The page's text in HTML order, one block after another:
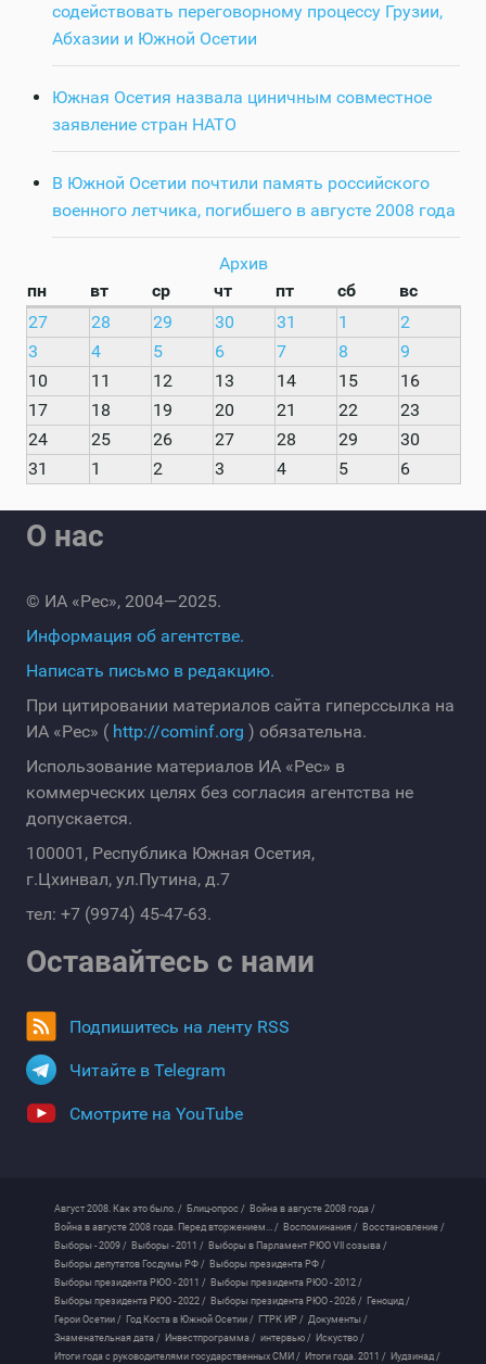
содействовать переговорному процессу Грузии,
Абхазии и Южной Осетии
Южная Осетия назвала циничным совместное
заявление стран НАТО
В Южной Осетии почтили память российского
военного летчика, погибшего в августе 2008 года
Архив
пн
вт ср чт пт сб
вс
27
28 29 30 31 1
2
3
4 5 6 7 8
9
10
11 12 13 14 15
16
17
18 19 20 21 22
23
24
25 26 27 28 29
30
31
1 2 3 4 5 6
О нас
© ИА «Рес», 2004—2025.
Информация об агентстве.
Написать письмо в редакцию.
При цитировании материалов сайта гиперссылка на
ИА «Рес» ( http://cominf.org ) обязательна.
Использование материалов ИА «Рес» в
коммерческих целях без согласия агентства не
допускается.
100001, Республика Южная Осетия,
г.Цхинвал, ул.Путина, д.7
тел: +7 (9974) 45-47-63.
Оставайтесь с нами
Подпишитесь на ленту RSS
Читайте в Telegram
Смотрите на YouTube
Август 2008. Как это было. / Блиц-опрос / Война в августе 2008 года /
Война в августе 2008 года. Перед вторжением... / Воспоминания / Восстановление /
Выборы - 2009 / Выборы - 2011 / Выборы в Парламент РЮО VII созыва /
Выборы депутатов Госдумы РФ / Выборы президента РФ /
Выборы президента РЮО - 2011 / Выборы президента РЮО - 2012 /
Выборы президента РЮО - 2022 / Выборы президента РЮО - 2026 / Геноцид /
Герои Осетии / Год Коста в Южной Осетии / ГТРК ИР / Документы /
Знаменательная дата / Инвестпрограмма / интервью / Искуство /
Итоги года с руководителями государственных СМИ / Итоги года. 2011 / Иудзинад /